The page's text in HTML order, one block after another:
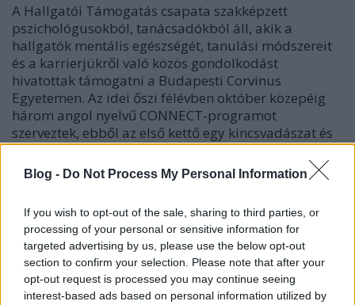
Blog - Do Not Process My Personal Information
If you wish to opt-out of the sale, sharing to third parties, or
processing of your personal or sensitive information for
targeted advertising by us, please use the below opt-out
section to confirm your selection. Please note that after your
opt-out request is processed you may continue seeing
interest-based ads based on personal information utilized by
A Hallgatói Támogatás csapata szakképzett
pszichológusokból, tanácsadókból áll, akik a
hallgatók mentális egészségét, tanulási módszereit
és a karrierjükről való közös gondolkodást
hivatottak támogatni a Budapesti Corvinus
Egyetemen. Az idei őszi félévben október közepéig
három angol nyelvű CONNECT-programot
szerveztek, ebből az első kettő egy kincsvadászat és
egy kvízest volt. A Mentálhét keretein belül pedig egy
filmvetítést tartottak magyar és külföldi hallgatók
számára egyaránt. A Hallgatói Támogatások
tetsző elfoglaltságot, mivel rendeztek már napindító
relaxációs alkalmat, rapid randit, különböző
pszichológiai témájú előadásokat, illetve
ImproSzínházat is, ahol színészek játszottak el a
hallgatók által felvetett helyzeteket, témákat.